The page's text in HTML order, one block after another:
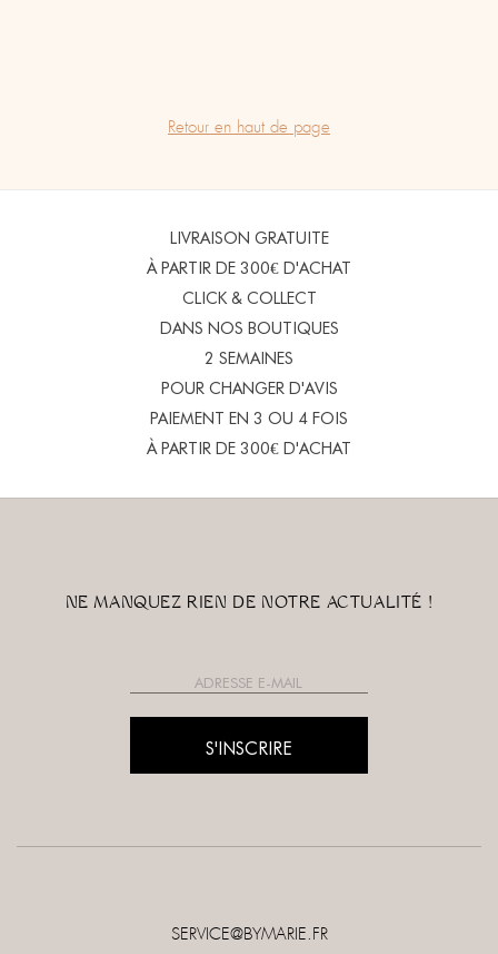
Retour en haut de page
LIVRAISON GRATUITE
À PARTIR DE 300€ D'ACHAT
CLICK & COLLECT
DANS NOS BOUTIQUES
2 SEMAINES
POUR CHANGER D'AVIS
PAIEMENT EN 3 OU 4 FOIS
À PARTIR DE 300€ D'ACHAT
SERVICE@BYMARIE.FR
NE MANQUEZ RIEN DE NOTRE ACTUALITÉ !
S'INSCRIRE